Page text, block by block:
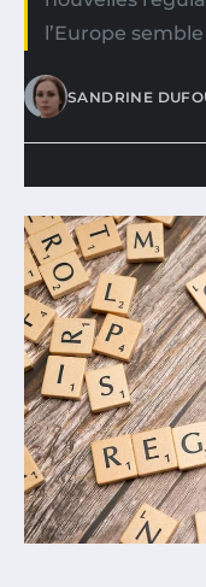
l’Europe
SANDRINE